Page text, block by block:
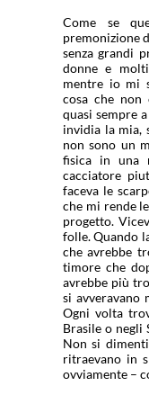
Come se
premonizione
senza grandi
donne e
mentre io mi
cosa che non
quasi sempre
invidia la mia,
non sono un
fisica in una
cacciatore
faceva le
che mi rende
progetto.
folle. Quando
che avrebbe
timore che
avrebbe più
si avveravano
Ogni volta
Brasile o negli
Non si
ritraevano in
ovviamente –